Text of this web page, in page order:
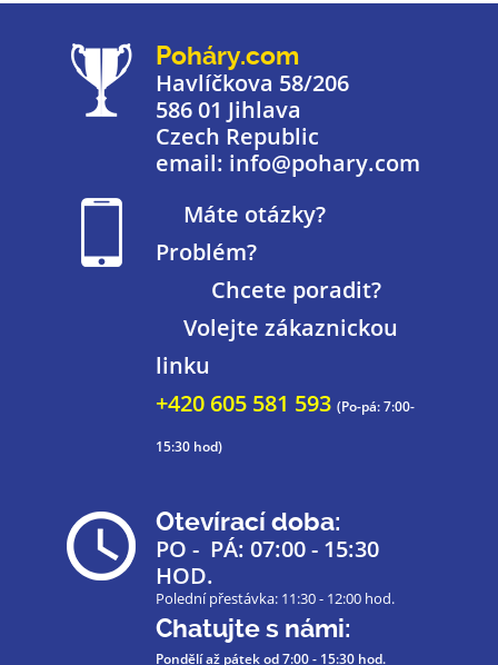
Poháry.com
Havlíčkova 58/206
586 01 Jihlava
Czech Republic
email: info@pohary.com
Máte otázky?
Problém?
Chcete poradit?
Volejte zákaznickou
linku
+420 605 581 593 (Po-pá: 7:00-
15:30 hod)
Otevírací doba:
PO - PÁ: 07:00 - 15:30
HOD.
Polední přestávka: 11:30 - 12:00 hod.
Chatujte s námi:
Pondělí až pátekod 7:00 - 15:30 hod.